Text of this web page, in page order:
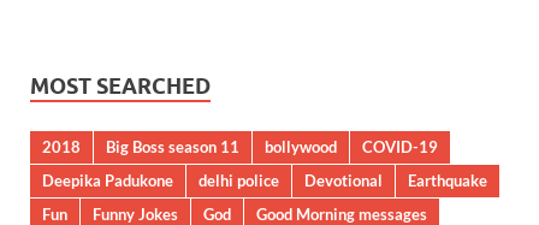
MOST SEARCHED
2018 Big Boss season 11 bollywood
COVID-19
Deepika Padukone
delhi police Devotional
Earthquake
Fun
Funny Jokes God
Good Morning messages